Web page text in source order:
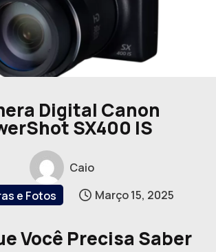
Digital Canon
SX400 IS
Caio
e Fotos
Março 15, 2025
Você Precisa Saber